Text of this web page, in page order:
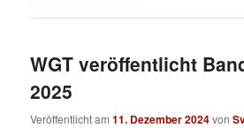
WGT veröffentlicht
2025
Veröffentlicht am11. Dezember 2024von